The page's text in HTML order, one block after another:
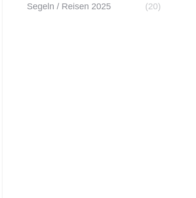
Segeln / Reisen 2025
(20)